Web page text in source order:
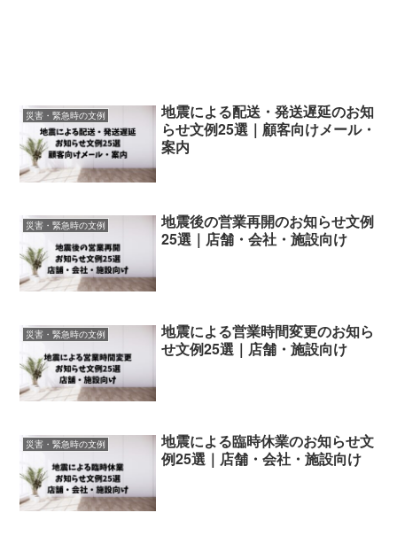
災害・緊急時の文例
地震による配送・発送遅延のお知
らせ文例25選｜顧客向けメール・
案内
災害・緊急時の文例
地震後の営業再開のお知らせ文例
25選｜店舗・会社・施設向け
災害・緊急時の文例
地震による営業時間変更のお知ら
せ文例25選｜店舗・施設向け
災害・緊急時の文例
地震による臨時休業のお知らせ文
例25選｜店舗・会社・施設向け